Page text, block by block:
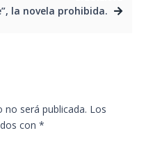
la novela prohibida.
será publicada. Los
con *